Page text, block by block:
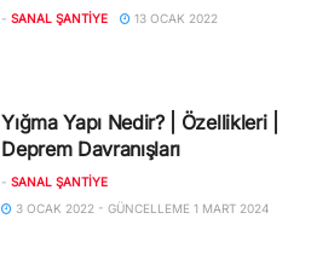
- SANAL ŞANTIYE 13 OCAK 2022
Yığma Yapı Nedir? | Özellikleri |
Deprem Davranışları
- SANAL ŞANTIYE
3 OCAK 2022 - GÜNCELLEME 1 MART 2024